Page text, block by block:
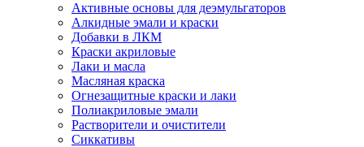
Активные основы для деэмульгаторов
Алкидные эмали и краски
Добавки в ЛКМ
Краски акриловые
Лаки и масла
Масляная краска
Огнезащитные краски и лаки
Полиакриловые эмали
Растворители и очистители
Сиккативы